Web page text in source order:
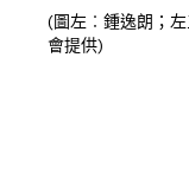
(圖左︰鍾逸朗；
會提供)